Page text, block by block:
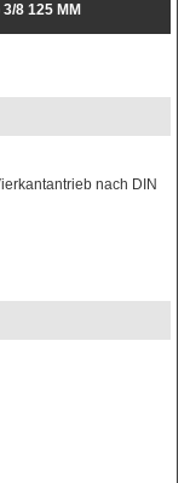
8 125 MM
nach DIN